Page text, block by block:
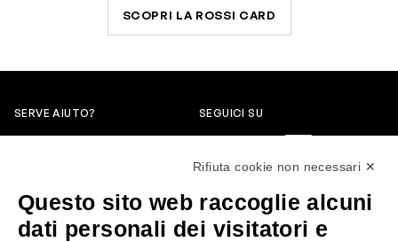
SCOPRI LA ROSSI CARD
SERVE AIUTO?
servizioclienti@rossiprofumi.it
SEGUICI SU
Rifiuta cookie non necessari ✕
Questo sito web raccoglie alcuni
dati personali dei visitatori e